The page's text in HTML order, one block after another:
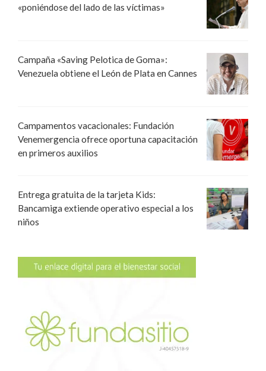
«poniéndose del lado de las víctimas»
Campaña «Saving Pelotica de Goma»:
Venezuela obtiene el León de Plata en Cannes
Campamentos vacacionales: Fundación
Venemergencia ofrece oportuna capacitación
en primeros auxilios
Entrega gratuita de la tarjeta Kids:
Bancamiga extiende operativo especial a los
niños